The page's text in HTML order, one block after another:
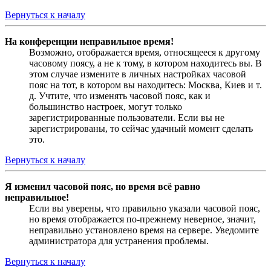
Вернуться к началу
На конференции неправильное время!
Возможно, отображается время, относящееся к другому
часовому поясу, а не к тому, в котором находитесь вы. В
этом случае измените в личных настройках часовой
пояс на тот, в котором вы находитесь: Москва, Киев и т.
д. Учтите, что изменять часовой пояс, как и
большинство настроек, могут только
зарегистрированные пользователи. Если вы не
зарегистрированы, то сейчас удачный момент сделать
это.
Вернуться к началу
Я изменил часовой пояс, но время всё равно
неправильное!
Если вы уверены, что правильно указали часовой пояс,
но время отображается по-прежнему неверное, значит,
неправильно установлено время на сервере. Уведомите
администратора для устранения проблемы.
Вернуться к началу